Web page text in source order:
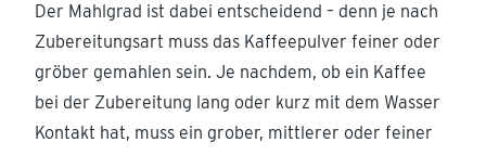
Der Mahlgrad ist dabei entscheidend – denn je nach
Zubereitungsart muss das Kaffeepulver feiner oder
gröber gemahlen sein. Je nachdem, ob ein Kaffee
bei der Zubereitung lang oder kurz mit dem Wasser
Kontakt hat, muss ein grober, mittlerer oder feiner